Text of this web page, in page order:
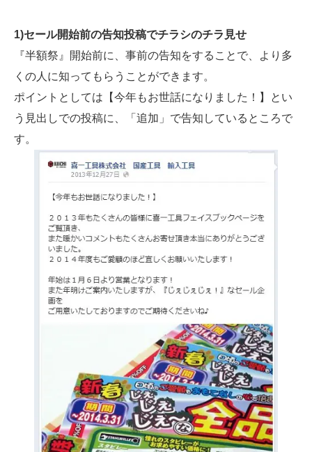
1)セール開始前の告知投稿でチラシのチラ見せ
『半額祭』開始前に、事前の告知をすることで、より多
くの人に知ってもらうことができます。
ポイントとしては【今年もお世話になりました！】とい
う見出しでの投稿に、「追加」で告知しているところで
す。